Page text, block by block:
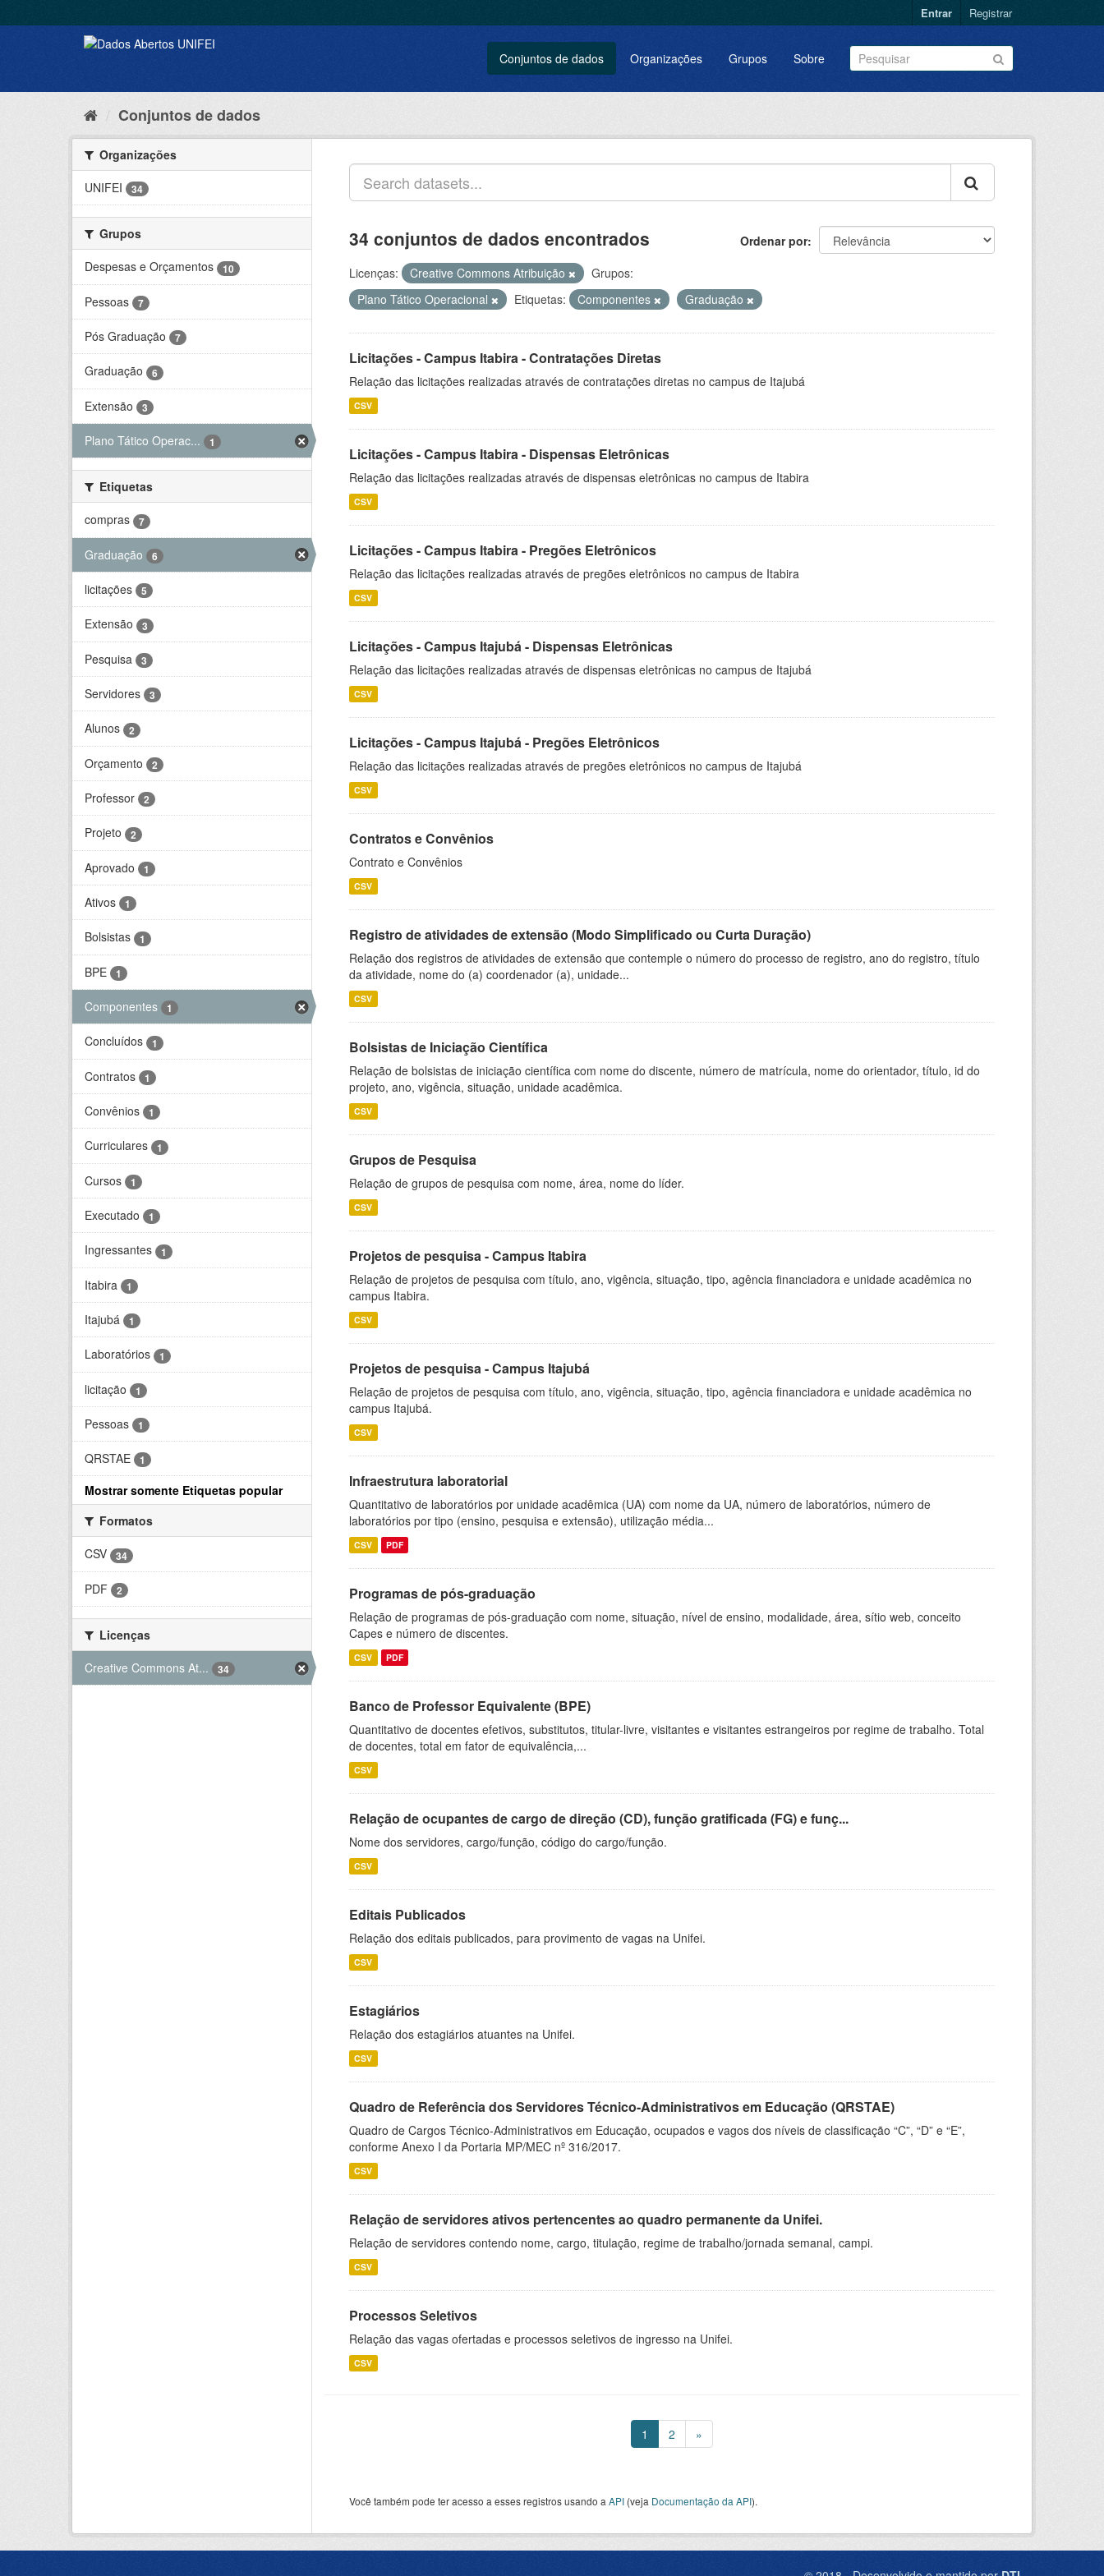
Entrar Registrar
Conjuntos de dados Organizações Grupos Sobre
Conjuntos de dados
Organizações
UNIFEI
34
Grupos
Despesas e Orçamentos
10
Pessoas 7
Pós Graduação 7
Graduação 6
Extensão 3
Plano Tático Operac... 1
Etiquetas
compras
7
Graduação 6
licitações 5
Extensão 3
Pesquisa 3
Servidores 3
Alunos 2
Orçamento 2
Professor 2
Projeto 2
Aprovado 1
Ativos 1
Bolsistas 1
BPE 1
Componentes 1
Concluídos 1
Contratos 1
Convênios 1
Curriculares 1
Cursos 1
Executado 1
Ingressantes 1
Itabira 1
Itajubá 1
Laboratórios 1
licitação 1
Pessoas 1
QRSTAE 1
Mostrar somente Etiquetas popular
Formatos
CSV
34
PDF 2
Licenças
Creative Commons At...
34
Ordenar por
34 conjuntos de dados encontrados
Licenças: Creative Commons Atribuição
Grupos:
Plano Tático Operacional
Etiquetas: Componentes Graduação
Licitações - Campus Itabira - Contratações Diretas
Relação das licitações realizadas através de contratações diretas no campus de Itajubá
CSV
Licitações - Campus Itabira - Dispensas Eletrônicas
Relação das licitações realizadas através de dispensas eletrônicas no campus de Itabira
CSV
Licitações - Campus Itabira - Pregões Eletrônicos
Relação das licitações realizadas através de pregões eletrônicos no campus de Itabira
CSV
Licitações - Campus Itajubá - Dispensas Eletrônicas
Relação das licitações realizadas através de dispensas eletrônicas no campus de Itajubá
CSV
Licitações - Campus Itajubá - Pregões Eletrônicos
Relação das licitações realizadas através de pregões eletrônicos no campus de Itajubá
CSV
Contratos e Convênios
Contrato e Convênios
CSV
Registro de atividades de extensão (Modo Simplificado ou Curta Duração)
Relação dos registros de atividades de extensão que contemple o número do processo de registro, ano do registro, título
da atividade, nome do (a) coordenador (a), unidade...
CSV
Bolsistas de Iniciação Científica
Relação de bolsistas de iniciação científica com nome do discente, número de matrícula, nome do orientador, título, id do
projeto, ano, vigência, situação, unidade acadêmica.
CSV
Grupos de Pesquisa
Relação de grupos de pesquisa com nome, área, nome do líder.
CSV
Projetos de pesquisa - Campus Itabira
Relação de projetos de pesquisa com título, ano, vigência, situação, tipo, agência financiadora e unidade acadêmica no
campus Itabira.
CSV
Projetos de pesquisa - Campus Itajubá
Relação de projetos de pesquisa com título, ano, vigência, situação, tipo, agência financiadora e unidade acadêmica no
campus Itajubá.
CSV
Infraestrutura laboratorial
Quantitativo de laboratórios por unidade acadêmica (UA) com nome da UA, número de laboratórios, número de
laboratórios por tipo (ensino, pesquisa e extensão), utilização média...
CSV PDF
Programas de pós-graduação
Relação de programas de pós-graduação com nome, situação, nível de ensino, modalidade, área, sítio web, conceito
Capes e número de discentes.
CSV PDF
Banco de Professor Equivalente (BPE)
Quantitativo de docentes efetivos, substitutos, titular-livre, visitantes e visitantes estrangeiros por regime de trabalho. Total
de docentes, total em fator de equivalência,...
CSV
Relação de ocupantes de cargo de direção (CD), função gratificada (FG) e funç...
Nome dos servidores, cargo/função, código do cargo/função.
CSV
Editais Publicados
Relação dos editais publicados, para provimento de vagas na Unifei.
CSV
Estagiários
Relação dos estagiários atuantes na Unifei.
CSV
Quadro de Referência dos Servidores Técnico-Administrativos em Educação (QRSTAE)
Quadro de Cargos Técnico-Administrativos em Educação, ocupados e vagos dos níveis de classificação “C”, “D” e “E”,
conforme Anexo I da Portaria MP/MEC nº 316/2017.
CSV
Relação de servidores ativos pertencentes ao quadro permanente da Unifei.
Relação de servidores contendo nome, cargo, titulação, regime de trabalho/jornada semanal, campi.
CSV
Processos Seletivos
Relação das vagas ofertadas e processos seletivos de ingresso na Unifei.
CSV
1 2 »
Você também pode ter acesso a esses registros usando a API (veja Documentação da API).